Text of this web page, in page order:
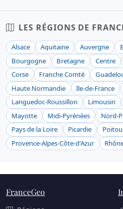
LES RÉGIONS DE
Alsace Aquitaine Auvergne
Bourgogne
Bretagne Centre
Corse
Franche Comté
Haute Normandie
Ile-de-France
Languedoc-Roussillon
Limousin
Mayotte
Midi-Pyrénées
Nord-
Pays de la Loire
Picardie
Provence-Alpes-Côte-d'Azur
FranceGeo